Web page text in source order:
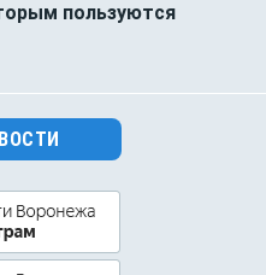
пользуются